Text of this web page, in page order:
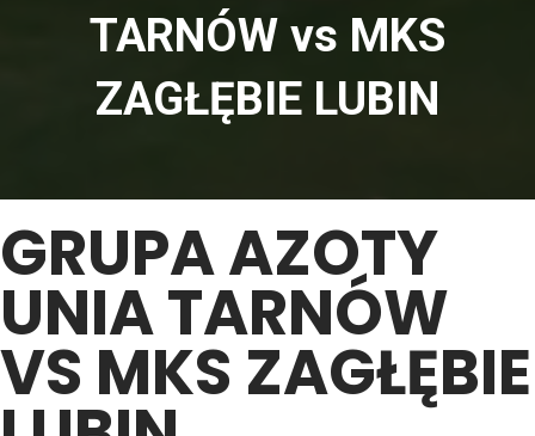
TARNÓW vs MKS
ZAGŁĘBIE LUBIN
GRUPA AZOTY
UNIA TARNÓW
VS MKS ZAGŁĘBIE